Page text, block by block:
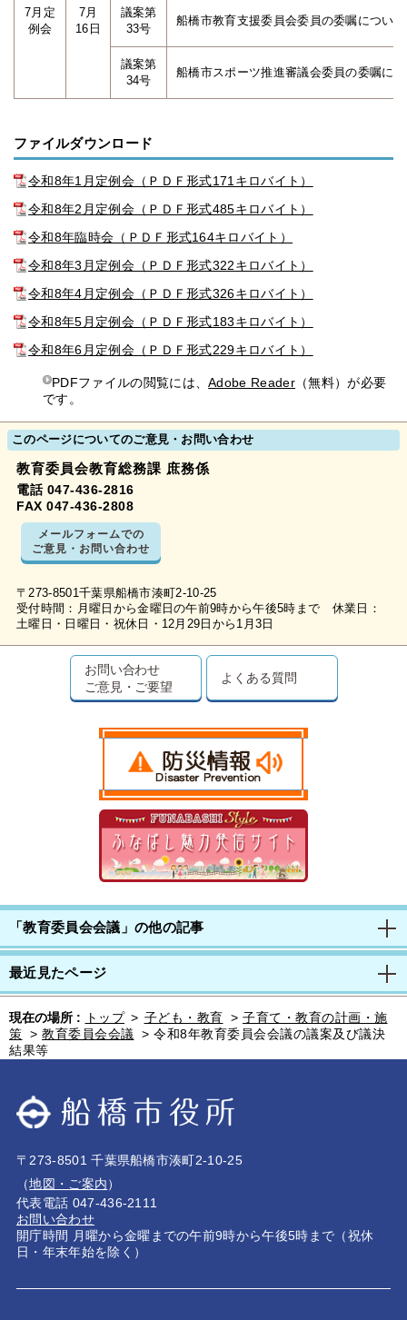
7月定
例会
7月
16日
議案第
33号
船橋市教育支援委員会委員の委嘱について
議案第
34号
船橋市スポーツ推進審議会委員の委嘱に
ファイルダウンロード
令和8年1月定例会（ＰＤＦ形式171キロバイト）
令和8年2月定例会（ＰＤＦ形式485キロバイト）
令和8年臨時会（ＰＤＦ形式164キロバイト）
令和8年3月定例会（ＰＤＦ形式322キロバイト）
令和8年4月定例会（ＰＤＦ形式326キロバイト）
令和8年5月定例会（ＰＤＦ形式183キロバイト）
令和8年6月定例会（ＰＤＦ形式229キロバイト）
PDFファイルの閲覧には、Adobe Reader （無料）が必要
です。
このページについてのご意見・お問い合わせ
教育委員会教育総務課 庶務係
電話 047-436-2816
FAX 047-436-2808
メールフォームでの
ご意見・お問い合わせ
〒273-8501千葉県船橋市湊町2-10-25
受付時間：月曜日から金曜日の午前9時から午後5時まで 休業日：
土曜日・日曜日・祝休日・12月29日から1月3日
お問い合わせ
ご意見・ご要望
よくある質問
「教育委員会会議」の他の記事
最近見たページ
現在の場所 : トップ > 子ども・教育 > 子育て・教育の計画・施
策 > 教育委員会会議 > 令和8年教育委員会会議の議案及び議決
結果等
〒273-8501 千葉県船橋市湊町2-10-25
（地図・ご案内）
代表電話 047-436-2111
お問い合わせ
開庁時間 月曜から金曜までの午前9時から午後5時まで（祝休
日・年末年始を除く）